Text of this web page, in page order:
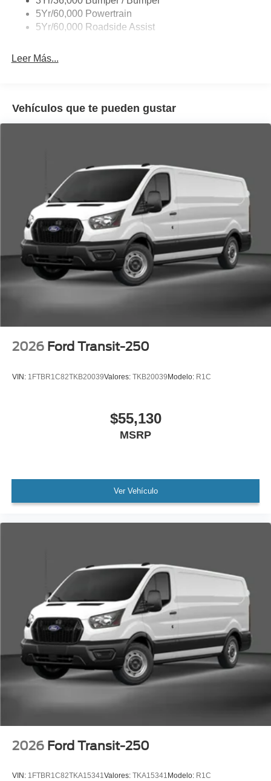
Wipers - Rain-Sensing
5Yr/60,000 Powertrain
5Yr/60,000 Roadside Assist
Leer Más...
Vehículos que te pueden gustar
2026 Ford Transit-250
VIN: 1FTBR1C82TKB20039Valores: TKB20039Modelo: R1C
$55,130
MSRP
Ver Vehículo
2026 Ford Transit-250
VIN: 1FTBR1C82TKA15341Valores: TKA15341 Modelo: R1C